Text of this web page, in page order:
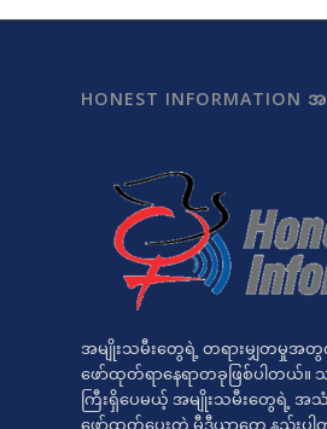
HONEST INFORMATION
အမျိုးသမီးတွေရဲ့ တရားမျှတမှုအတွ
ဖော်ထုတ်ရာနေရာတခုဖြစ်ပါတယ်။
ကြီးရှိပေမယ့် အမျိုးသမီးတွေရဲ့
ဖော်ထုတ်ပေးတဲ့ မီဒီယာတွေ နည်းပ